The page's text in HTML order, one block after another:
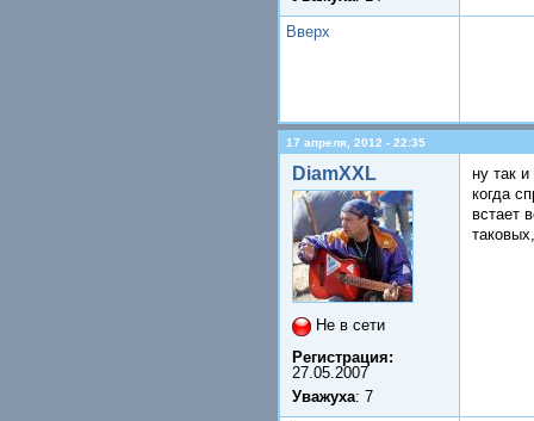
Вверх
17 апреля, 2012 - 22:35
DiamXXL
Не в сети
Регистрация:
27.05.2007
Уважуха: 7
ну так
когда
встает